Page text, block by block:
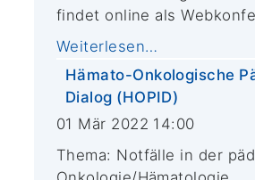
findet online als
Weiterlesen…
Hämato-Onkologische
Dialog (HOPID)
01 Mär 2022 14:00
Thema: Notfälle in der